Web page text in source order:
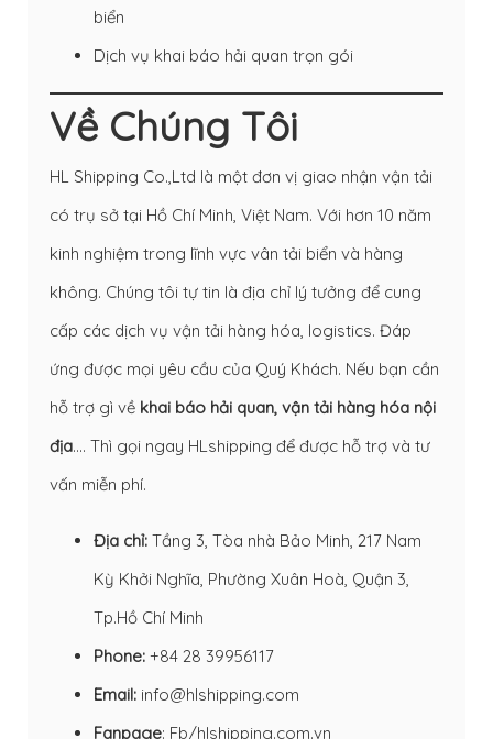
biển
Dịch vụ khai báo hải quan trọn gói
Về Chúng Tôi
HL Shipping Co.,Ltd là một đơn vị giao nhận vận tải
có trụ sở tại Hồ Chí Minh, Việt Nam. Với hơn 10 năm
kinh nghiệm trong lĩnh vực vân tải biển và hàng
không. Chúng tôi tự tin là địa chỉ lý tưởng để cung
cấp các dịch vụ vận tải hàng hóa, logistics. Đáp
ứng được mọi yêu cầu của Quý Khách. Nếu bạn cần
hỗ trợ gì về khai báo hải quan, vận tải hàng hóa nội
địa…. Thì gọi ngay HLshipping để được hỗ trợ và tư
vấn miễn phí.
Địa chỉ: Tầng 3, Tòa nhà Bảo Minh, 217 Nam
Kỳ Khởi Nghĩa, Phường Xuân Hoà, Quận 3,
Tp.Hồ Chí Minh
Phone: +84 28 39956117
Email: info@hlshipping.com
Fanpage: Fb/hlshipping.com.vn